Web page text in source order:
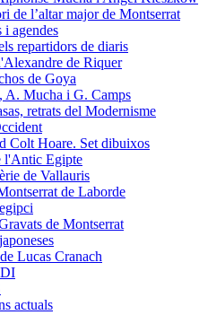
de l’altar major de Montserrat
i agendes
repartidors de diaris
de Riquer
de Goya
A. Mucha i G. Camps
retrats del Modernisme
Colt Hoare. Set dibuixos
l'Antic Egipte
de Vallauris
de Laborde
de Montserrat
Lucas Cranach
actuals